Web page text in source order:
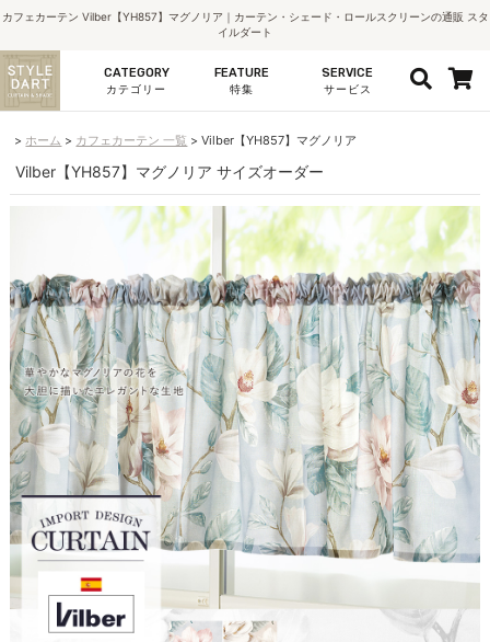
カフェカーテン Vilber【YH857】マグノリア｜カーテン・シェード・ロールスクリーンの通販 スタ
イルダート
CATEGORY
カテゴリー
FEATURE
特集
SERVICE
サービス
ホーム カフェカーテン 一覧 Vilber【YH857】マグノリア
Vilber【YH857】マグノリア サイズオーダー